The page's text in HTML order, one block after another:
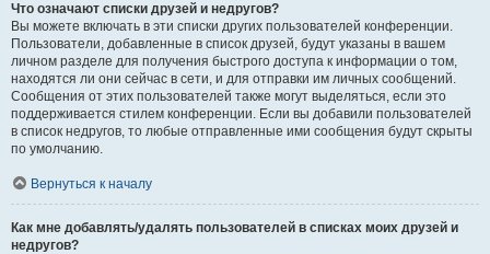
Что означают списки друзей и недругов?
Вы можете включать в эти списки других пользователей конференции.
Пользователи, добавленные в список друзей, будут указаны в вашем
личном разделе для получения быстрого доступа к информации о том,
находятся ли они сейчас в сети, и для отправки им личных сообщений.
Сообщения от этих пользователей также могут выделяться, если это
поддерживается стилем конференции. Если вы добавили пользователей
в список недругов, то любые отправленные ими сообщения будут скрыты
по умолчанию.
Вернуться к началу
Как мне добавлять/удалять пользователей в списках моих друзей и
недругов?